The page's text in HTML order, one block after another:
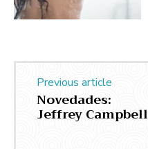
Previous article
Novedades:
Jeffrey Campbell